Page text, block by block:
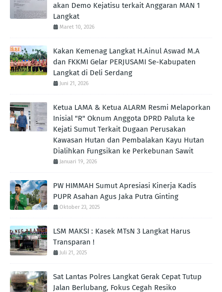
akan Demo Kejatisu terkait Anggaran MAN 1
Langkat
Maret 10, 2026
Kakan Kemenag Langkat H.Ainul Aswad M.A
dan FKKMI Gelar PERJUSAMI Se-Kabupaten
Langkat di Deli Serdang
Juni 21, 2026
Ketua LAMA & Ketua ALARM Resmi Melaporkan
Inisial "R" Oknum Anggota DPRD Paluta ke
Kejati Sumut Terkait Dugaan Perusakan
Kawasan Hutan dan Pembalakan Kayu Hutan
Dialihkan Fungsikan ke Perkebunan Sawit
Januari 19, 2026
PW HIMMAH Sumut Apresiasi Kinerja Kadis
PUPR Asahan Agus Jaka Putra Ginting ‎
Oktober 23, 2025
LSM MAKSI : Kasek MTsN 3 Langkat Harus
Transparan !
Juli 21, 2025
Sat Lantas Polres Langkat Gerak Cepat Tutup
Jalan Berlubang, Fokus Cegah Resiko